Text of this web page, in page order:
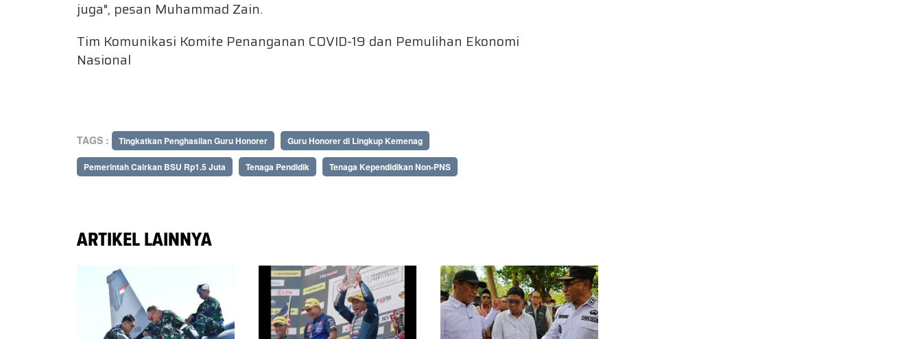
juga", pesan Muhammad Zain.
Tim Komunikasi Komite Penanganan COVID-19 dan Pemulihan Ekonomi
Nasional
TAGS : Tingkatkan Penghasilan Guru Honorer Guru Honorer di Lingkup Kemenag
Pemerintah Cairkan BSU Rp1.5 Juta Tenaga Pendidik Tenaga Kependidikan Non-PNS
ARTIKEL LAINNYA